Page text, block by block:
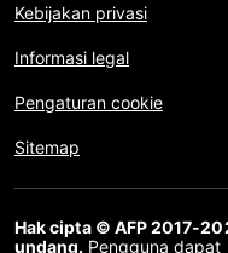
Kebijakan privasi
Informasi legal
Pengaturan cookie
Sitemap
Hak cipta © AFP 2017-
undang. Pengguna dapat